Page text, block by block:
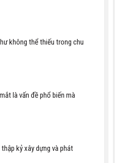
không thể thiếu trong chu
là vấn đề phổ biến mà
kỷ xây dựng và phát